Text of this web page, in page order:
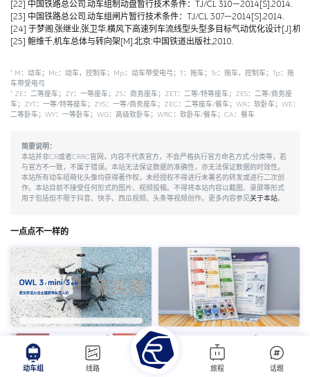
动车组 线路 旅程 话题
[22] 中国铁路总公司.动车组制动盘暂行技术条件：TJ/CL 310—2014[S].2014.
[23] 中国铁路总公司.动车组闸片暂行技术条件：TJ/CL 307—2014[S].2014.
[24] 于梦阁,张继业,张卫华.横风下高速列车流线型头型多目标气动优化设计[J].机
[25] 鲍维千,机车总体与转向架[M].北京:中国铁道出版社,2010.
* M：动车；Mc：动车，控制车；Mp：动车带受电弓；T：拖车；Tc：拖车，控制车；Tp：拖
车带受电弓
* ZE：二等座车；ZY：一等座车；ZS：商务座车；ZET：二等/特等座车；ZES：二等/商务座
车；ZYT：一等/特等座车；ZYS：一等/商务座车；ZEC：二等座车/餐车；WR：软卧车；WE：
二等卧车；WY：一等卧车；WG：高级软卧车；WRC：软卧车/餐车；CA：餐车
简要说明：
本站并非CR或者CRRC官网，内容不代表官方，不会严格执行官方命名方式/分类等，若
与官方不一致，不属于错误。本站无法保证数据的准确性，亦无法保证数据的时效性。
本站所有动车组萌化头像均获得著作权，未经授权不得进行未署名的转发或进行二次创
作。本站目前不接受任何形式的图片、视频投稿。不得将本站内容以截图、录屏等形式
用于包括但不限于抖音、快手、西瓜视频、头条等视频创作。更多内容参见关于本站。
一点点不一样的